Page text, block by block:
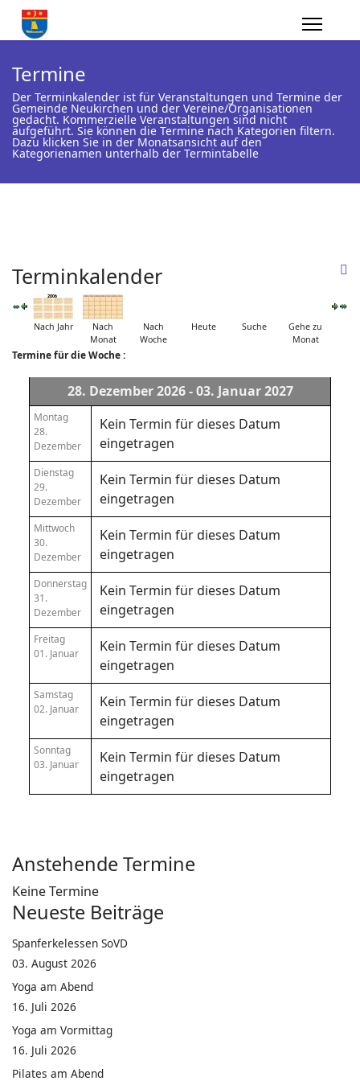
Termine
Der Terminkalender ist für Veranstaltungen und Termine der
Gemeinde Neukirchen und der Vereine/Organisationen
gedacht. Kommerzielle Veranstaltungen sind nicht
aufgeführt. Sie können die Termine nach Kategorien filtern.
Dazu klicken Sie in der Monatsansicht auf den
Kategorienamen unterhalb der Termintabelle
Terminkalender
Nach Jahr
Nach
Monat
Nach
Woche
Heute Suche
Gehe zu
Monat
Termine für die Woche :
28. Dezember 2026 - 03. Januar 2027
Montag
28.
Dezember
Kein Termin für dieses Datum
eingetragen
Dienstag
29.
Dezember
Kein Termin für dieses Datum
eingetragen
Mittwoch
30.
Dezember
Kein Termin für dieses Datum
eingetragen
Donnerstag
31.
Dezember
Kein Termin für dieses Datum
eingetragen
Freitag
01. Januar
Kein Termin für dieses Datum
eingetragen
Samstag
02. Januar
Kein Termin für dieses Datum
eingetragen
Sonntag
03. Januar
Kein Termin für dieses Datum
eingetragen
Anstehende Termine
Keine Termine
Neueste Beiträge
Spanferkelessen SoVD
03. August 2026
Yoga am Abend
16. Juli 2026
Yoga am Vormittag
16. Juli 2026
Pilates am Abend